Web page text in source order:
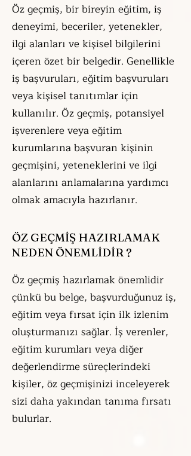
Öz geçmiş, bir bireyin eğitim, iş
deneyimi, beceriler, yetenekler,
ilgi alanları ve kişisel bilgilerini
içeren özet bir belgedir. Genellikle
iş başvuruları, eğitim başvuruları
veya kişisel tanıtımlar için
kullanılır. Öz geçmiş, potansiyel
işverenlere veya eğitim
kurumlarına başvuran kişinin
geçmişini, yeteneklerini ve ilgi
alanlarını anlamalarına yardımcı
olmak amacıyla hazırlanır.
ÖZ GEÇMİŞ HAZIRLAMAK
NEDEN ÖNEMLİDİR ?
Öz geçmiş hazırlamak önemlidir
çünkü bu belge, başvurduğunuz iş,
eğitim veya fırsat için ilk izlenim
oluşturmanızı sağlar. İş verenler,
eğitim kurumları veya diğer
değerlendirme süreçlerindeki
kişiler, öz geçmişinizi inceleyerek
sizi daha yakından tanıma fırsatı
bulurlar.